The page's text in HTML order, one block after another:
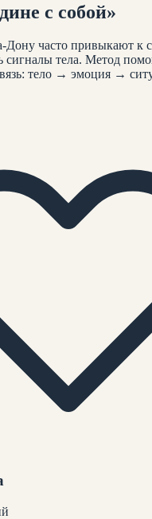
с собой»
Дону часто привыкают к
сигналы тела. Метод
тело → эмоция →